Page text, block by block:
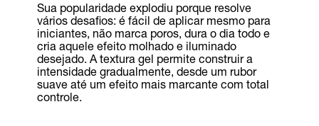
Sua popularidade explodiu porque resolve
vários desafios: é fácil de aplicar mesmo para
iniciantes, não marca poros, dura o dia todo e
cria aquele efeito molhado e iluminado
desejado. A textura gel permite construir a
intensidade gradualmente, desde um rubor
suave até um efeito mais marcante com total
controle.